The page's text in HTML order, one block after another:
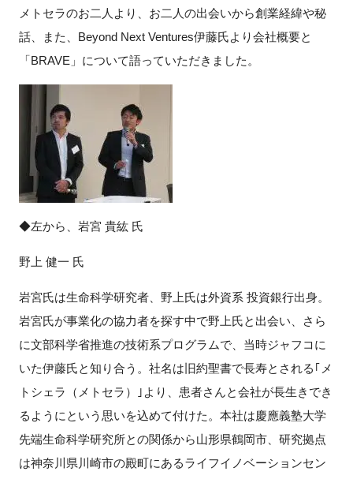
メトセラのお二人より、お二人の出会いから創業経緯や秘
話、また、Beyond Next Ventures伊藤氏より会社概要と
「BRAVE」について語っていただきました。
◆左から、岩宮 貴紘 氏
野上 健一 氏
岩宮氏は生命科学研究者、野上氏は外資系 投資銀行出身。
岩宮氏が事業化の協力者を探す中で野上氏と出会い、さら
に文部科学省推進の技術系プログラムで、当時ジャフコに
いた伊藤氏と知り合う。社名は旧約聖書で長寿とされる｢メ
トシェラ（メトセラ）｣より、患者さんと会社が長生きでき
るようにという思いを込めて付けた。本社は慶應義塾大学
先端生命科学研究所との関係から山形県鶴岡市、研究拠点
は神奈川県川崎市の殿町にあるライフイノベーションセン